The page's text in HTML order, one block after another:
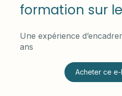
formation sur
Une expérience
ans
Acheter ce e-